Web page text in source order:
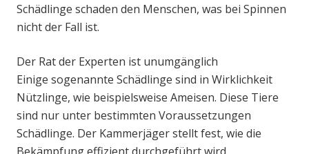
Schädlinge schaden den Menschen, was bei Spinnen
nicht der Fall ist.
Der Rat der Experten ist unumgänglich
Einige sogenannte Schädlinge sind in Wirklichkeit
Nützlinge, wie beispielsweise Ameisen. Diese Tiere
sind nur unter bestimmten Voraussetzungen
Schädlinge. Der Kammerjäger stellt fest, wie die